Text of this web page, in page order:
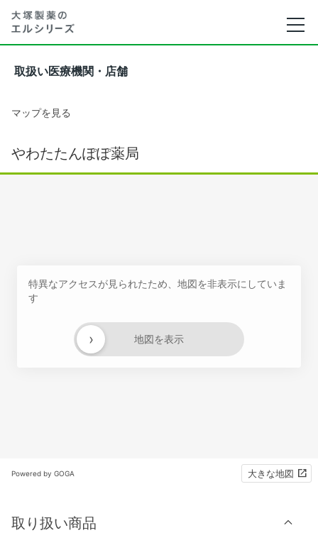
取扱い医療機関・店舗
マップを見る
やわたたんぽぽ薬局
特異なアクセスが見られたため、地図を非表示にしていま
す
地図を表示
›
Powered by GOGA 大きな地図
取り扱い商品